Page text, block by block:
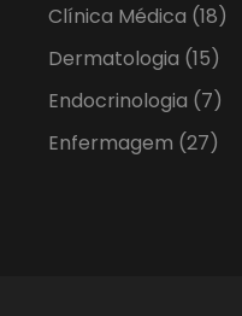
Clínica Médica (18)
Dermatologia (15)
Endocrinologia (7)
Enfermagem (27)